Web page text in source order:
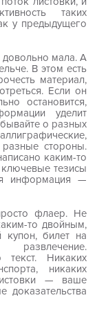
таких
у предыдущего
мала. А
В этом есть
материал,
Если он
остановится,
уделит
о разных
стороны.
каким-то
тезисы
информация —
флаер. Не
то двойным,
билет на
развлечение.
текст. Никаких
никаких
— ваше
доказательства